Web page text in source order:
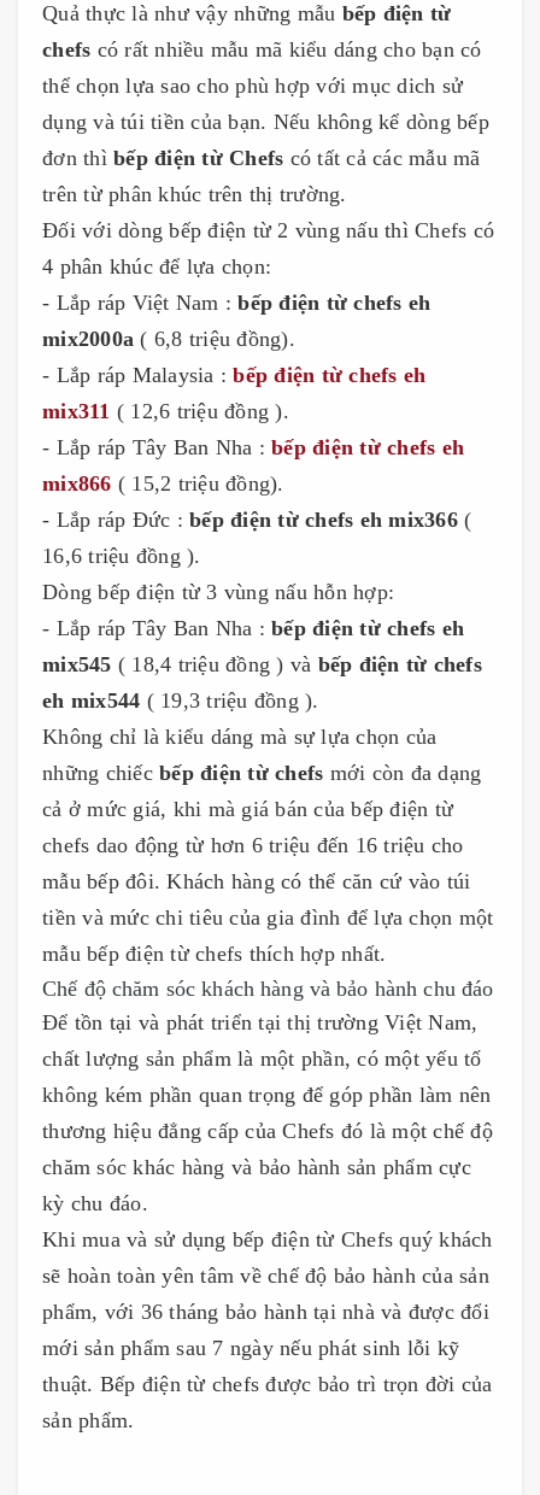
Quả thực là như vậy những mẫu bếp điện từ
chefs có rất nhiều mẫu mã kiểu dáng cho bạn có
thể chọn lựa sao cho phù hợp với mục dich sử
dụng và túi tiền của bạn. Nếu không kể dòng bếp
đơn thì bếp điện từ Chefs có tất cả các mẫu mã
trên từ phân khúc trên thị trường.
Đối với dòng bếp điện từ 2 vùng nấu thì Chefs có
4 phân khúc để lựa chọn:
- Lắp ráp Việt Nam :bếp điện từ chefs eh
mix2000a ( 6,8 triệu đồng).
- Lắp ráp Malaysia :bếp điện từ chefs eh
mix311 ( 12,6 triệu đồng ).
- Lắp ráp Tây Ban Nha : bếp điện từ chefs eh
mix866 ( 15,2 triệu đồng).
- Lắp ráp Đức : bếp điện từ chefs eh mix366(
16,6 triệu đồng ).
Dòng bếp điện từ 3 vùng nấu hỗn hợp:
- Lắp ráp Tây Ban Nha : bếp điện từ chefs eh
mix545 ( 18,4 triệu đồng ) và bếp điện từ chefs
eh mix544 ( 19,3 triệu đồng ).
Không chỉ là kiểu dáng mà sự lựa chọn của
những chiếc bếp điện từ chefs mới còn đa dạng
cả ở mức giá, khi mà giá bán của bếp điện từ
chefs dao động từ hơn 6 triệu đến 16 triệu cho
mẫu bếp đôi. Khách hàng có thể căn cứ vào túi
tiền và mức chi tiêu của gia đình để lựa chọn một
mẫu bếp điện từ chefs thích hợp nhất.
Chế độ chăm sóc khách hàng và bảo hành chu đáo
Để tồn tại và phát triển tại thị trường Việt Nam,
chất lượng sản phẩm là một phần, có một yếu tố
không kém phần quan trọng để góp phần làm nên
thương hiệu đẳng cấp của Chefs đó là một chế độ
chăm sóc khác hàng và bảo hành sản phẩm cực
kỳ chu đáo.
Khi mua và sử dụng bếp điện từ Chefs quý khách
sẽ hoàn toàn yên tâm về chế độ bảo hành của sản
phẩm, với 36 tháng bảo hành tại nhà và được đổi
mới sản phẩm sau 7 ngày nếu phát sinh lỗi kỹ
thuật. Bếp điện từ chefs được bảo trì trọn đời của
sản phẩm.